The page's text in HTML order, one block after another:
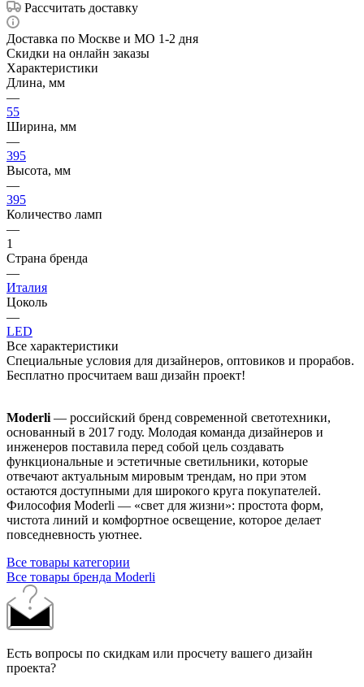
Рассчитать доставку
Доставка по Москве и МО 1-2 дня
Скидки на онлайн заказы
Характеристики
Длина, мм
—
55
Ширина, мм
—
395
Высота, мм
—
395
Количество ламп
—
1
Страна бренда
—
Италия
Цоколь
—
LED
Все характеристики
Специальные условия для дизайнеров, оптовиков и прорабов.
Бесплатно просчитаем ваш дизайн проект!
Moderli — российский бренд современной светотехники,
основанный в 2017 году. Молодая команда дизайнеров и
инженеров поставила перед собой цель создавать
функциональные и эстетичные светильники, которые
отвечают актуальным мировым трендам, но при этом
остаются доступными для широкого круга покупателей.
Философия Moderli — «свет для жизни»: простота форм,
чистота линий и комфортное освещение, которое делает
повседневность уютнее.
Все товары категории
Все товары бренда Moderli
Есть вопросы по скидкам или просчету вашего дизайн
проекта?